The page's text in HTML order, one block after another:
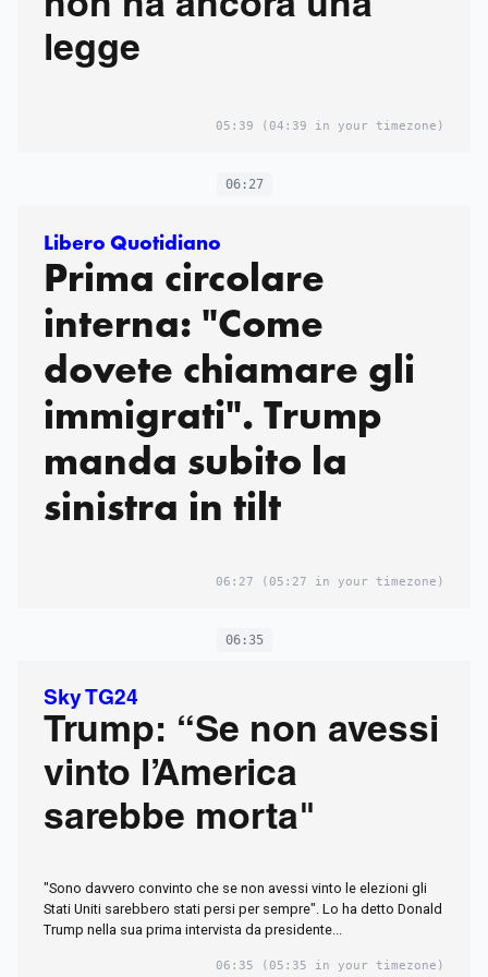
non ha ancora una
legge
05:39 (04:39 in your timezone)
06:27
Libero Quotidiano
Prima circolare
interna: "Come
dovete chiamare gli
immigrati". Trump
manda subito la
sinistra in tilt
06:27 (05:27 in your timezone)
06:35
Sky TG24
Trump: “Se non avessi
vinto l’America
sarebbe morta"
"Sono davvero convinto che se non avessi vinto le elezioni gli
Stati Uniti sarebbero stati persi per sempre". Lo ha detto Donald
Trump nella sua prima intervista da presidente...
06:35 (05:35 in your timezone)